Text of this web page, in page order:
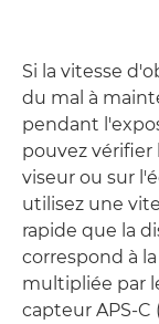
Si la vitesse
du mal à
pendant
pouvez vérifier
viseur ou sur
utilisez une
rapide que la
correspond à
multipliée par
capteur APS-C